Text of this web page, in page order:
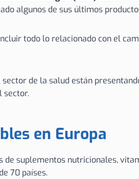
algunos de sus últimos
todo lo relacionado con el
de la salud están
sector.
en Europa
de suplementos nutricionales,
70 países.